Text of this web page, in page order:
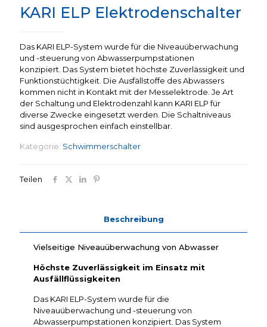
KARI ELP Elektrodenschalter
Das KARI ELP-System wurde für die Niveauüberwachung
und -steuerung von Abwasserpumpstationen
konzipiert. Das System bietet höchste Zuverlässigkeit und
Funktionstüchtigkeit. Die Ausfällstoffe des Abwassers
kommen nicht in Kontakt mit der Messelektrode. Je Art
der Schaltung und Elektrodenzahl kann KARI ELP für
diverse Zwecke eingesetzt werden. Die Schaltniveaus
sind ausgesprochen einfach einstellbar.
Kategorie: Schwimmerschalter
Teilen
Beschreibung
Vielseitige Niveauüberwachung von Abwasser
Höchste Zuverlässigkeit im Einsatz mit
Ausfällflüssigkeiten
Das KARI ELP-System wurde für die
Niveauüberwachung und -steuerung von
Abwasserpumpstationen konzipiert. Das System